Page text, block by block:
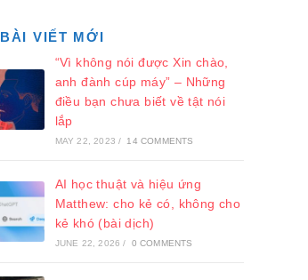
BÀI VIẾT MỚI
“Vì không nói được Xin chào,
anh đành cúp máy” – Những
điều bạn chưa biết về tật nói
lắp
MAY 22, 2023 / 14 COMMENTS
AI học thuật và hiệu ứng
Matthew: cho kẻ có, không cho
kẻ khó (bài dịch)
JUNE 22, 2026 / 0 COMMENTS